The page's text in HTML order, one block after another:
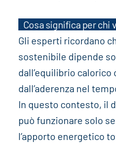
Cosa significa per chi
Gli esperti ricordano
sostenibile dipende
dall’equilibrio
dall’aderenza nel
In questo contesto, il
può funzionare solo
l’apporto energetico